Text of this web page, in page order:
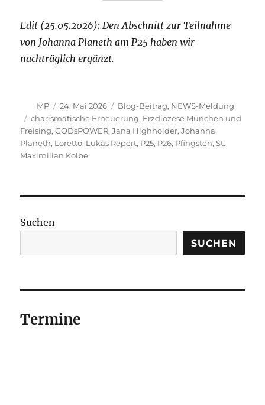
Edit (25.05.2026): Den Abschnitt zur Teilnahme
von Johanna Planeth am P25 haben wir
nachträglich ergänzt.
Autor
MP
Veröffentlicht
am
24. Mai 2026 Kategorien
Blog-Beitrag, NEWS-Meldung
Schlagwörter
charismatische Erneuerung, Erzdiözese München und
Freising,GODsPOWER,Jana Highholder,Johanna
Planeth, Loretto, Lukas Repert, P25, P26, Pfingsten,St.
Maximilian Kolbe
Suchen
SUCHEN
Termine